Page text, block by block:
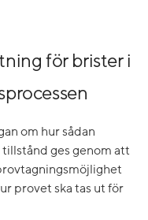
för brister i
om hur sådan
tillstånd ges genom att
provet ska tas ut för